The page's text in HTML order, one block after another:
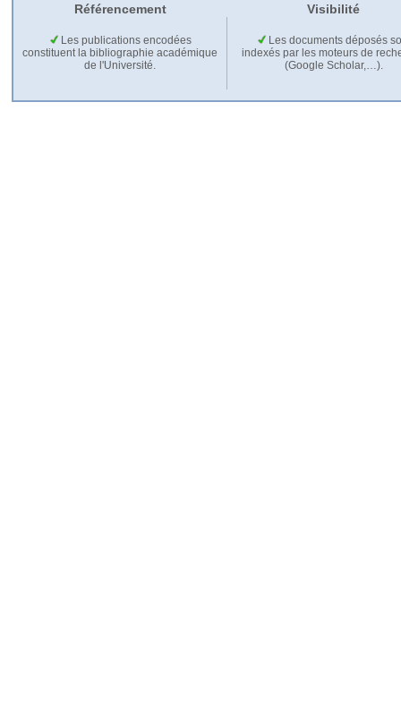
Référencement Visibilité
Les publications encodées
constituent la bibliographie académique
de l'Université.
Les documents déposés
indexés par les moteurs de
(Google Scholar,…).